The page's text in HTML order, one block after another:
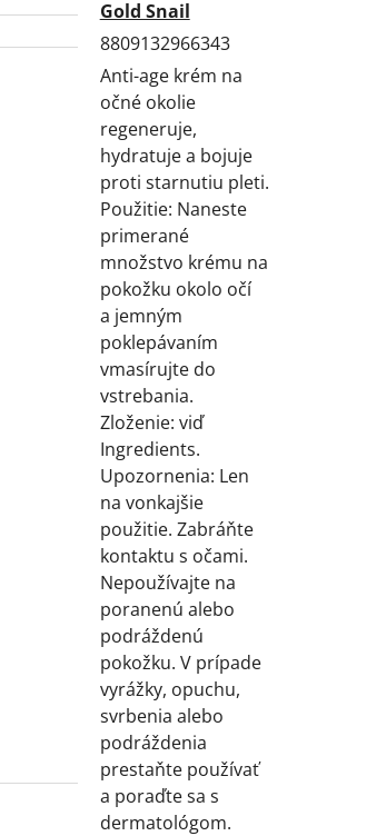
Gold Snail
8809132966343
Anti-age krém na
očné okolie
regeneruje,
hydratuje a bojuje
proti starnutiu pleti.
Použitie: Naneste
primerané
množstvo krému na
pokožku okolo očí
a jemným
poklepávaním
vmasírujte do
vstrebania.
Zloženie: viď
Ingredients.
Upozornenia: Len
na vonkajšie
použitie. Zabráňte
kontaktu s očami.
Nepoužívajte na
poranenú alebo
podráždenú
pokožku. V prípade
vyrážky, opuchu,
svrbenia alebo
podráždenia
prestaňte používať
a poraďte sa s
dermatológom.